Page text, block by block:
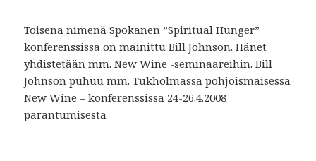
Toisena nimenä Spokanen ”Spiritual Hunger”
konferenssissa on mainittu Bill Johnson. Hänet
yhdistetään mm. New Wine -seminaareihin. Bill
Johnson puhuu mm. Tukholmassa pohjoismaisessa
New Wine – konferenssissa 24-26.4.2008
parantumisesta